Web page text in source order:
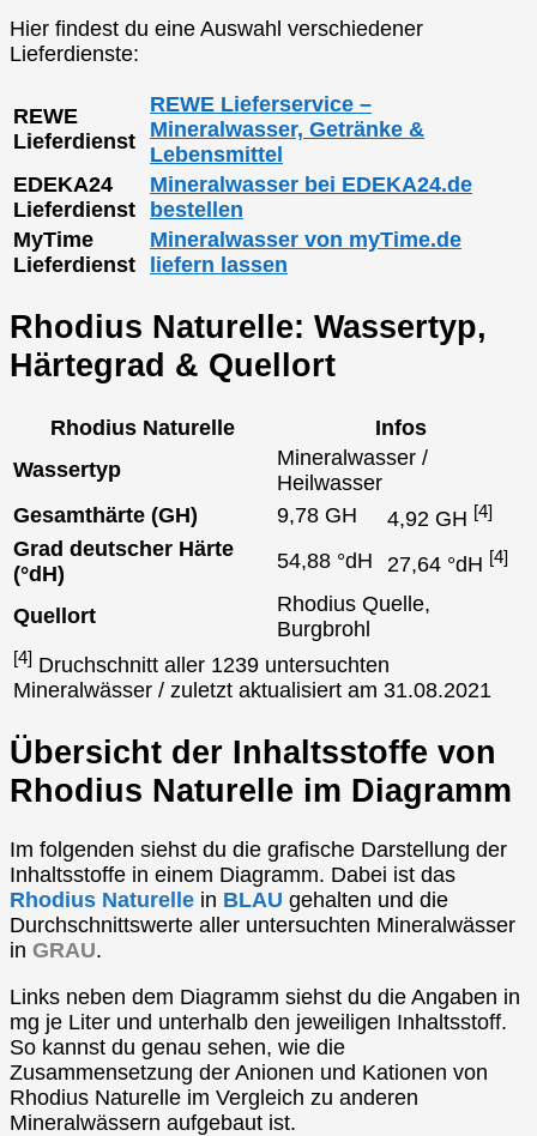
Hier findest du eine Auswahl verschiedener
Lieferdienste:
REWE
Lieferdienst
REWE Lieferservice –
Mineralwasser, Getränke &
Lebensmittel
EDEKA24
Lieferdienst
Mineralwasser bei EDEKA24.de
bestellen
MyTime
Lieferdienst
Mineralwasser von myTime.de
liefern lassen
Rhodius Naturelle: Wassertyp,
Härtegrad & Quellort
Rhodius Naturelle
Infos
Wassertyp
Mineralwasser /
Heilwasser
Gesamthärte (GH)
9,78 GH 4,92 GH [4]
Grad deutscher Härte
(°dH)
54,88 °dH 27,64 °dH [4]
Quellort
Rhodius Quelle,
Burgbrohl
[4] Druchschnitt aller 1239 untersuchten
Mineralwässer / zuletzt aktualisiert am 31.08.2021
Übersicht der Inhaltsstoffe von
Rhodius Naturelle im Diagramm
Im folgenden siehst du die grafische Darstellung der
Inhaltsstoffe in einem Diagramm. Dabei ist das
Rhodius Naturelle in BLAU gehalten und die
Durchschnittswerte aller untersuchten Mineralwässer
in GRAU.
Links neben dem Diagramm siehst du die Angaben in
mg je Liter und unterhalb den jeweiligen Inhaltsstoff.
So kannst du genau sehen, wie die
Zusammensetzung der Anionen und Kationen von
Rhodius Naturelle im Vergleich zu anderen
Mineralwässern aufgebaut ist.